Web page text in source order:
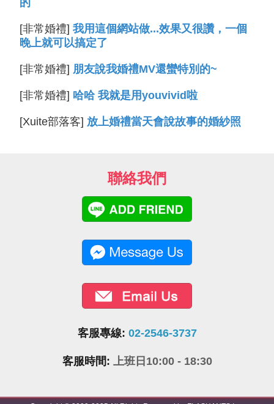
的
[非常婚禮]我用這個網站做...效果又很讚，一個
晚上就可以搞定了
[非常婚禮] 朋友說我婚禮MV還蠻特別的~
[非常婚禮] 哈哈 我就是用youvivid啦
[Xuite部落客] 放上婚禮當天會說故事的婚紗照
聯絡我們
客服專線: 02-2546-3737
客服時間: 上班日10:00 - 18:30